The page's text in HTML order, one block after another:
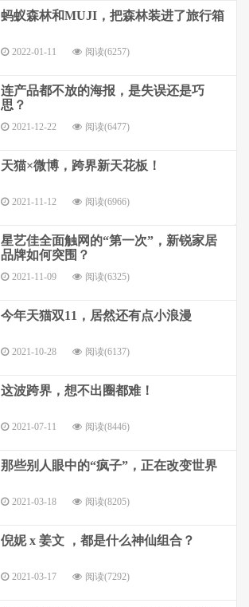
蚂蚁森林和MUJI，把森林装进了旅行箱
2022-01-11 阅读(6257)
连产品都不放的海报，是失误还是巧
思？
2021-12-22 阅读(6477)
天猫×微博，跨界新天花板！
2021-11-12 阅读(6966)
星艺佳全面触网的“第一次”，新锐家居
品牌如何突围？
2021-11-09 阅读(6325)
今年天猫双11，居然还有点小浪漫
2021-10-28 阅读(6137)
这波跨界，想不出圈都难！
2021-07-11 阅读(8446)
那些别人眼中的“疯子”，正在改变世界
2021-03-18 阅读(8205)
倪妮 x 姜文 ，都是什么神仙组合？
2021-03-17 阅读(7292)